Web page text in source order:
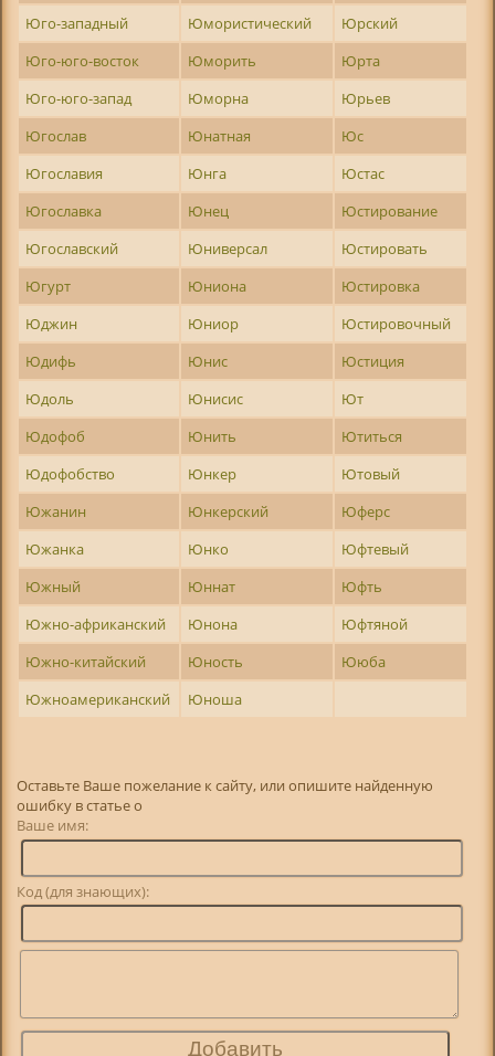
Юго-западный
Юмористический
Юрский
Юго-юго-восток
Юморить
Юрта
Юго-юго-запад
Юморна
Юрьев
Югослав
Юнатная
Юс
Югославия
Юнга
Юстас
Югославка
Юнец
Юстирование
Югославский
Юниверсал
Юстировать
Югурт
Юниона
Юстировка
Юджин
Юниор
Юстировочный
Юдифь
Юнис
Юстиция
Юдоль
Юнисис
Ют
Юдофоб
Юнить
Ютиться
Юдофобство
Юнкер
Ютовый
Южанин
Юнкерский
Юферс
Южанка
Юнко
Юфтевый
Южный
Юннат
Юфть
Южно-африканский
Юнона
Юфтяной
Южно-китайский
Юность
Ююба
Южноамериканский
Юноша
Оставьте Ваше пожелание к сайту, или опишите найденную
ошибку в статье о
Ваше имя:
Код (для знающих):